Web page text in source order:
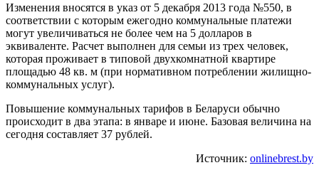
Изменения вносятся в указ от 5 декабря 2013 года №550, в
соответствии с которым ежегодно коммунальные платежи
могут увеличиваться не более чем на 5 долларов в
эквиваленте. Расчет выполнен для семьи из трех человек,
которая проживает в типовой двухкомнатной квартире
площадью 48 кв. м (при нормативном потреблении жилищно-
коммунальных услуг).
Повышение коммунальных тарифов в Беларуси обычно
происходит в два этапа: в январе и июне. Базовая величина на
сегодня составляет 37 рублей.
Источник: onlinebrest.by